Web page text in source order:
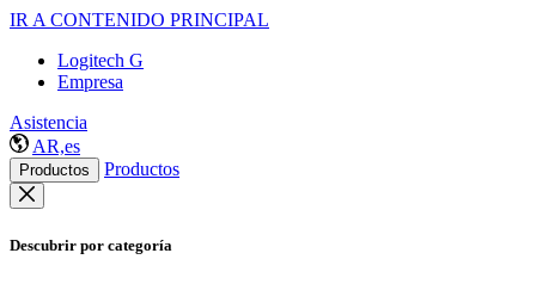
IR A CONTENIDO PRINCIPAL
Logitech G
Empresa
Asistencia
AR,es
Productos Productos
Descubrir por categoría